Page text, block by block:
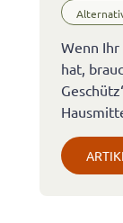
Wenn
hat,